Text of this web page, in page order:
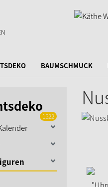
BAUMSCHMUCK
1522